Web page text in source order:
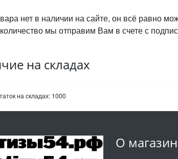
нет в наличии на сайте, он всё равно
мы отправим Вам в счете с
на складах
на складах: 1000
О